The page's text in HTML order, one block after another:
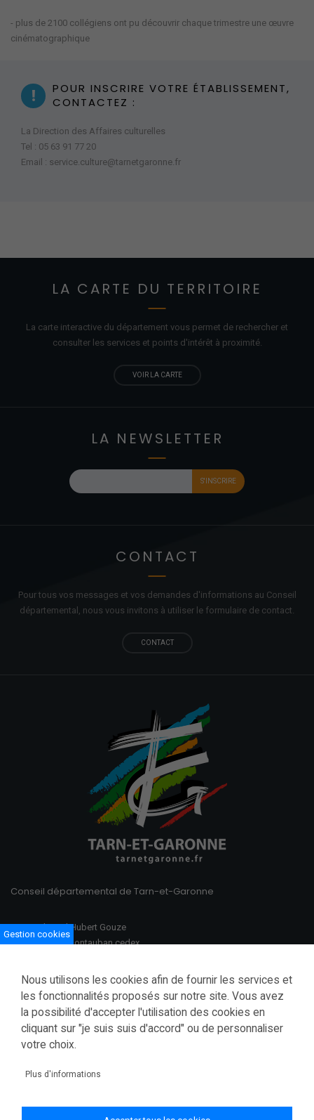
- plus de 2100 collégiens ont pu découvrir chaque trimestre une œuvre
cinématographique
POUR INSCRIRE VOTRE ÉTABLISSEMENT,
CONTACTEZ :
La Direction des Affaires culturelles
Tel : 05 63 91 77 20
Email : service.culture@tarnetgaronne.fr
LA CARTE DU TERRITOIRE
La carte interactive du département vous permet de rechercher et
consulter les services et points d'intérêt à proximité.
VOIR LA CARTE
LA NEWSLETTER
CONTACT
Pour tous vos messages et vos demandes d'informations au Conseil
départemental, nous vous invitons à utiliser le formulaire de contact.
CONTACT
Conseil départemental de Tarn-et-Garonne
100 Boulevard Hubert Gouze
BP 783 82013 Montauban cedex
Tél.: 05 63 91 82 00
Fax.: 05 63 03 28 52
courrier@tarnetgaronne.fr
Politique de confidentialité
Gestion cookies
Nous utilisons les cookies afin de fournir les services et
les fonctionnalités proposés sur notre site. Vous avez
la possibilité d'accepter l'utilisation des cookies en
cliquant sur "je suis suis d'accord" ou de personnaliser
votre choix.
Plus d'informations